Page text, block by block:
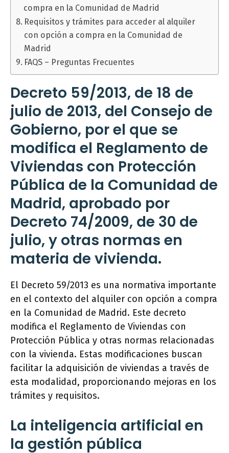
compra en la Comunidad de Madrid
Requisitos y trámites para acceder al alquiler
con opción a compra en la Comunidad de
Madrid
FAQS – Preguntas Frecuentes
Decreto 59/2013, de 18 de
julio de 2013, del Consejo de
Gobierno, por el que se
modifica el Reglamento de
Viviendas con Protección
Pública de la Comunidad de
Madrid, aprobado por
Decreto 74/2009, de 30 de
julio, y otras normas en
materia de vivienda.
El Decreto 59/2013 es una normativa importante
en el contexto del alquiler con opción a compra
en la Comunidad de Madrid. Este decreto
modifica el Reglamento de Viviendas con
Protección Pública y otras normas relacionadas
con la vivienda. Estas modificaciones buscan
facilitar la adquisición de viviendas a través de
esta modalidad, proporcionando mejoras en los
trámites y requisitos.
La inteligencia artificial en
la gestión pública